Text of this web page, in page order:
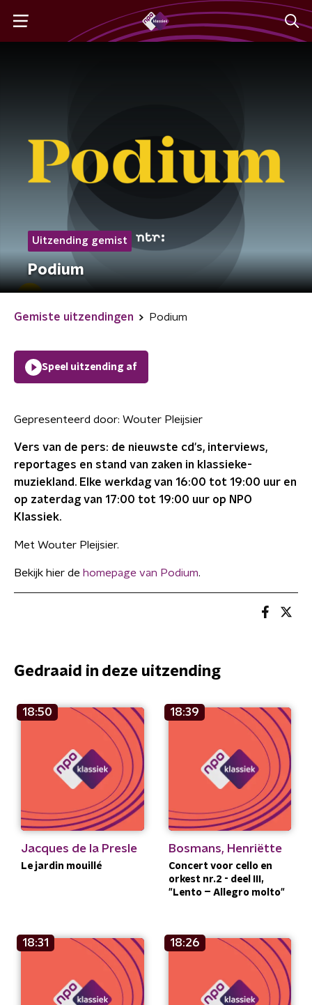
Uitzending gemist
Podium
Gemiste uitzendingen Podium
Speel uitzending af
Gepresenteerd door: Wouter Pleijsier
Vers van de pers: de nieuwste cd's, interviews,
reportages en stand van zaken in klassieke-
muziekland. Elke werkdag van 16:00 tot 19:00 uur en
op zaterdag van 17:00 tot 19:00 uur op NPO
Klassiek.
Met Wouter Pleijsier.
Bekijk hier de homepage van Podium.
Gedraaid in deze uitzending
18:50
Jacques de la Presle
Le jardin mouillé
18:39
Bosmans, Henriëtte
Concert voor cello en
orkest nr.2 - deel III,
"Lento – Allegro molto"
18:31 18:26